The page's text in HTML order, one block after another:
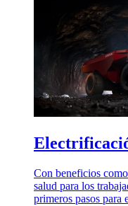
Con beneficios
salud para los
primeros pasos para